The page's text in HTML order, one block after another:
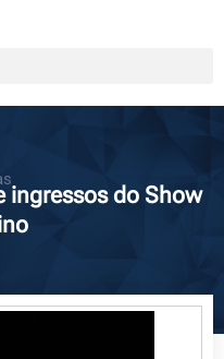
ingressos do Show